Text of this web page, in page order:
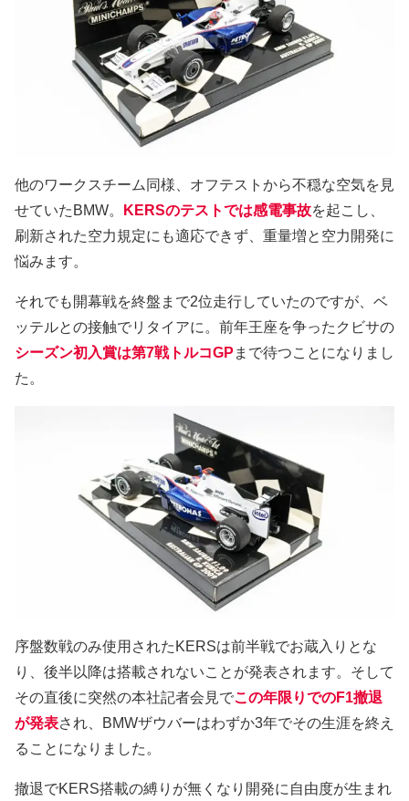
他のワークスチーム同様、オフテストから不穏な空気を見
せていたBMW。
KERSのテストでは感電事故を起こし、
刷新された空力規定にも適応できず、重量増と空力開発に
悩みます。
それでも開幕戦を終盤まで2位走行していたのですが、ベ
ッテルとの接触でリタイアに。前年王座を争ったクビサの
シーズン初入賞は第7戦トルコGP まで待つことになりまし
た。
序盤数戦のみ使用されたKERSは前半戦でお蔵入りとな
り、後半以降は搭載されないことが発表されます。そして
その直後に突然の本社記者会見でこの年限りでのF1撤退
が発表され、BMWザウバーはわずか3年でその生涯を終え
ることになりました。
撤退でKERS搭載の縛りが無くなり開発に自由度が生まれ